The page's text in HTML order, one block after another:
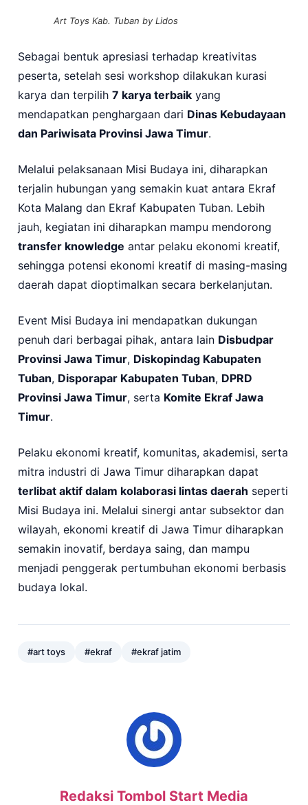
Art Toys Kab. Tuban by Lidos
Sebagai bentuk apresiasi terhadap kreativitas
peserta, setelah sesi workshop dilakukan kurasi
karya dan terpilih 7 karya terbaik yang
mendapatkan penghargaan dari Dinas Kebudayaan
dan Pariwisata Provinsi Jawa Timur.
Melalui pelaksanaan Misi Budaya ini, diharapkan
terjalin hubungan yang semakin kuat antara Ekraf
Kota Malang dan Ekraf Kabupaten Tuban. Lebih
jauh, kegiatan ini diharapkan mampu mendorong
transfer knowledge antar pelaku ekonomi kreatif,
sehingga potensi ekonomi kreatif di masing-masing
daerah dapat dioptimalkan secara berkelanjutan.
Event Misi Budaya ini mendapatkan dukungan
penuh dari berbagai pihak, antara lain Disbudpar
Provinsi Jawa Timur, Diskopindag Kabupaten
Tuban, Disporapar Kabupaten Tuban, DPRD
Provinsi Jawa Timur, serta Komite Ekraf Jawa
Timur.
Pelaku ekonomi kreatif, komunitas, akademisi, serta
mitra industri di Jawa Timur diharapkan dapat
terlibat aktif dalam kolaborasi lintas daerah seperti
Misi Budaya ini. Melalui sinergi antar subsektor dan
wilayah, ekonomi kreatif di Jawa Timur diharapkan
semakin inovatif, berdaya saing, dan mampu
menjadi penggerak pertumbuhan ekonomi berbasis
budaya lokal.
#art toys #ekraf #ekraf jatim
Redaksi Tombol Start Media